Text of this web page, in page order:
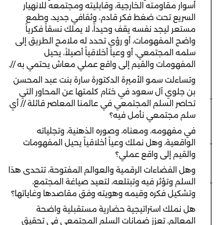
أسوار مقاومته الخارجية، وقابليته ومجتمعه للانهيار
السريع تحت ضغط فكر قادم، وثقافي جديد، وطمع
مستعر ليجد نفسه يقف وحيداً، لا يملك نسقاً فكرياً
واضح المفهومات، أو رؤى تحدد له ملامح الطريق إلى
سلمه المجتمعي، أو وعياً أخلاقياً أصيلاً، يحيل
المفهومات والقيم إلى واقع عملي معاش يحتمي به //.
وتساءلت سمو الأميرة الدكتورة سارة بنت عبد المحسن
بن جلوي آل سعود في ختام كلمتها عن المحاور التي
تحاصر السلم المجتمعي في عالمنا المعاصر قائلة // أي
سلم مجتمعي نأمل فيه؟
في مفهومه، ومعناه، وصوره الذهنية، وتجلياته
الواقعية، وهل نملك وعياً أخلاقياً يحيل المفهومات
والقيم إلى واقع عملي؟
وهل الفضاءات الرقمية والعوالم المفتوحة، تتحدى هذا
السلم وتؤثر فيه وتبتلعه، لتعيد صياغة المجتمع،
وتشكيل فكره وقيمه وهويته وفق مقاصدها وغاياتها؟
هل نملك استراتيجية حضارية مستقبلية واضحة
المعالم، تعزز ضمانات السلم المجتمعي في تحقيق